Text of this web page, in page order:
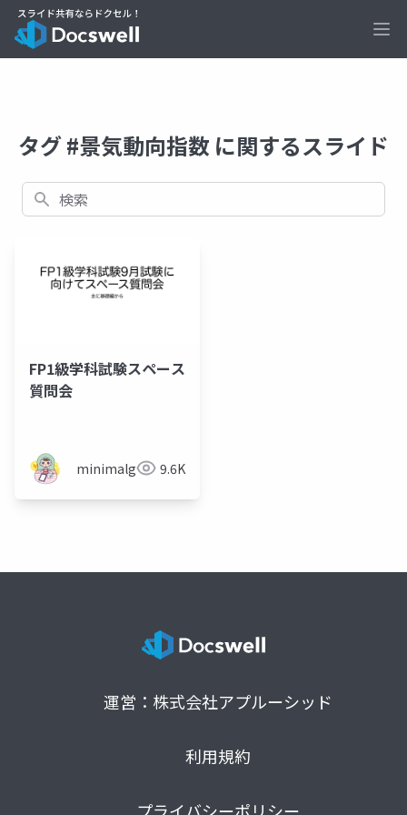
タグ #景気動向指数 に関するスライド
検索
FP1級学科試験スペース
質問会
minimalgreen9.6K
運営：株式会社アプルーシッド
利用規約
プライバシーポリシー